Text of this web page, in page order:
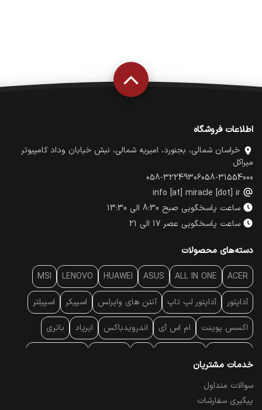
اطلاعات فروشگاه
خراسان شمالی، بجنورد، امیریه شمالی، نبش خیابان وداد کامپیوتر
میراکل
058-31554000
058-32249306
info [at] miracle [dot] ir
ساعت پاسخگویی صبح 8:30 الی 13:30
ساعت پاسخگویی عصر 17 الی 21
دسته‌های محصولات
ACER
ALL IN ONE
ASUS
HUAWEI
LENOVO
MSI
آداپتور آداپتور لپ تاپ آنتن‌ های وایرلس اسپیکر اسپیلتر
اکسس پوینت ام اس آی اندرویدباکس ایرپاد باتری
پایه سقفی
پرده نمایش
خدمات مشتریان
سوالات متداول
پیگیری سفارشات